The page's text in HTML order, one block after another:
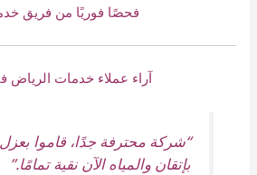
فحصًا فوريًا من فريق
آراء عملاء خدمات الرياض
“شركة محترفة جدًا، قاموا
بإتقان والمياه الآن نقية تمامًا.”